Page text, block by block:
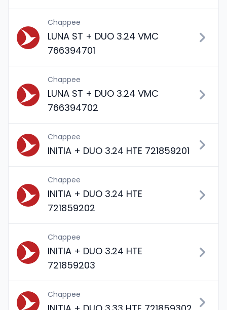
Chappee
LUNA ST + DUO 3.24 VMC
766394701
Chappee
LUNA ST + DUO 3.24 VMC
766394702
Chappee
INITIA + DUO 3.24 HTE 721859201
Chappee
INITIA + DUO 3.24 HTE
721859202
Chappee
INITIA + DUO 3.24 HTE
721859203
Chappee